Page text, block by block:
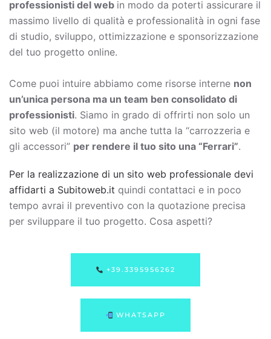
professionisti del web in modo da poterti assicurare il
massimo livello di qualità e professionalità in ogni fase
di studio, sviluppo, ottimizzazione e sponsorizzazione
del tuo progetto online.
Come puoi intuire abbiamo come risorse interne non
un’unica persona ma un team ben consolidato di
professionisti. Siamo in grado di offrirti non solo un
sito web (il motore) ma anche tutta la “carrozzeria e
gli accessori” per rendere il tuo sito una “Ferrari”.
Per la realizzazione di un sito web professionale devi
affidarti a Subitoweb.it quindi contattaci e in poco
tempo avrai il preventivo con la quotazione precisa
per sviluppare il tuo progetto. Cosa aspetti?
+39.3395956262
WHATSAPP